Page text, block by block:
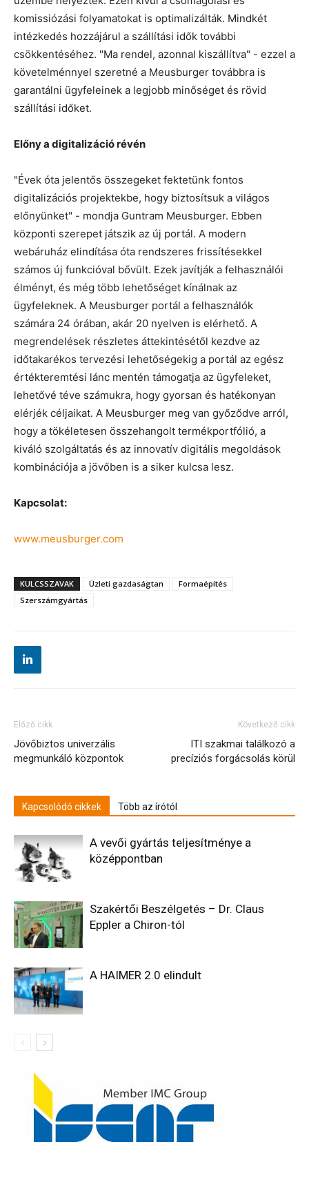
komissiózási folyamatokat is optimalizálták. Mindkét
intézkedés hozzájárul a szállítási idők további
csökkentéséhez. "Ma rendel, azonnal kiszállítva" - ezzel a
követelménnyel szeretné a Meusburger továbbra is
garantálni ügyfeleinek a legjobb minőséget és rövid
szállítási időket.
Előny a digitalizáció révén
"Évek óta jelentős összegeket fektetünk fontos
digitalizációs projektekbe, hogy biztosítsuk a világos
előnyünket" - mondja Guntram Meusburger. Ebben
központi szerepet játszik az új portál. A modern
webáruház elindítása óta rendszeres frissítésekkel
számos új funkcióval bővült. Ezek javítják a felhasználói
élményt, és még több lehetőséget kínálnak az
ügyfeleknek. A Meusburger portál a felhasználók
számára 24 órában, akár 20 nyelven is elérhető. A
megrendelések részletes áttekintésétől kezdve az
időtakarékos tervezési lehetőségekig a portál az egész
értékteremtési lánc mentén támogatja az ügyfeleket,
lehetővé téve számukra, hogy gyorsan és hatékonyan
elérjék céljaikat. A Meusburger meg van győződve arról,
hogy a tökéletesen összehangolt termékportfólió, a
kiváló szolgáltatás és az innovatív digitális megoldások
kombinációja a jövőben is a siker kulcsa lesz.
Kapcsolat:
www.meusburger.com
KULCSSZAVAK Üzleti gazdaságtan
Formaépítés
Szerszámgyártás
Előző cikk
Jövőbiztos univerzális
megmunkáló központok
Következő cikk
ITI szakmai találkozó a
precíziós forgácsolás körül
Kapcsolódó cikkek Több az írótól
A vevői gyártás teljesítménye a
középpontban
Szakértői Beszélgetés – Dr. Claus
Eppler a Chiron-tól
A HAIMER 2.0 elindult